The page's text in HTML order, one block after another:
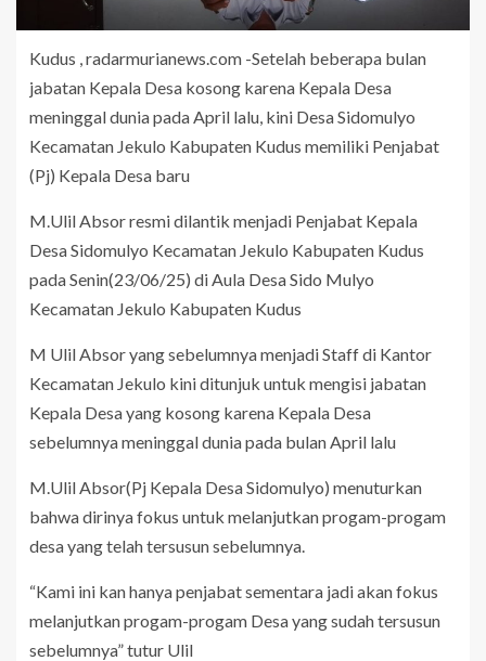
Kudus , radarmurianews.com -Setelah beberapa bulan
jabatan Kepala Desa kosong karena Kepala Desa
meninggal dunia pada April lalu, kini Desa Sidomulyo
Kecamatan Jekulo Kabupaten Kudus memiliki Penjabat
(Pj) Kepala Desa baru
M.Ulil Absor resmi dilantik menjadi Penjabat Kepala
Desa Sidomulyo Kecamatan Jekulo Kabupaten Kudus
pada Senin(23/06/25) di Aula Desa Sido Mulyo
Kecamatan Jekulo Kabupaten Kudus
M Ulil Absor yang sebelumnya menjadi Staff di Kantor
Kecamatan Jekulo kini ditunjuk untuk mengisi jabatan
Kepala Desa yang kosong karena Kepala Desa
sebelumnya meninggal dunia pada bulan April lalu
M.Ulil Absor(Pj Kepala Desa Sidomulyo) menuturkan
bahwa dirinya fokus untuk melanjutkan progam-progam
desa yang telah tersusun sebelumnya.
“Kami ini kan hanya penjabat sementara jadi akan fokus
melanjutkan progam-progam Desa yang sudah tersusun
sebelumnya” tutur Ulil